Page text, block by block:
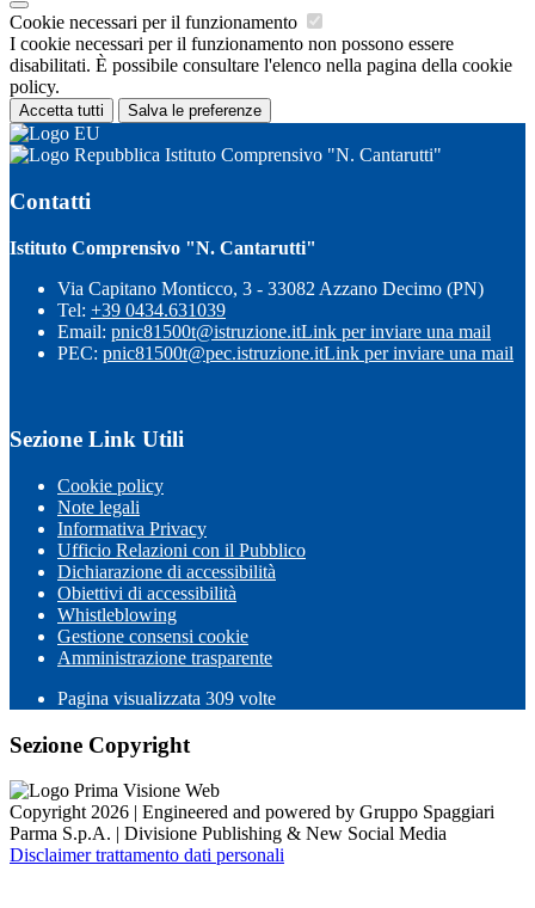
Cookie necessari per il funzionamento
I cookie necessari per il funzionamento non possono essere
disabilitati. È possibile consultare l'elenco nella pagina della cookie
policy.
Accetta tutti Salva le preferenze
Istituto Comprensivo "N. Cantarutti"
Contatti
Istituto Comprensivo "N. Cantarutti"
Via Capitano Monticco, 3 - 33082 Azzano Decimo (PN)
Tel: +39 0434.631039
Email: pnic81500t@istruzione.itLink per inviare una mail
PEC: pnic81500t@pec.istruzione.itLink per inviare una mail
Sezione Link Utili
Cookie policy
Note legali
Informativa Privacy
Ufficio Relazioni con il Pubblico
Dichiarazione di accessibilità
Obiettivi di accessibilità
Whistleblowing
Gestione consensi cookie
Amministrazione trasparente
Pagina visualizzata 309 volte
Sezione Copyright
Copyright 2026 | Engineered and powered by Gruppo Spaggiari
Parma S.p.A. | Divisione Publishing & New Social Media
Disclaimer trattamento dati personali